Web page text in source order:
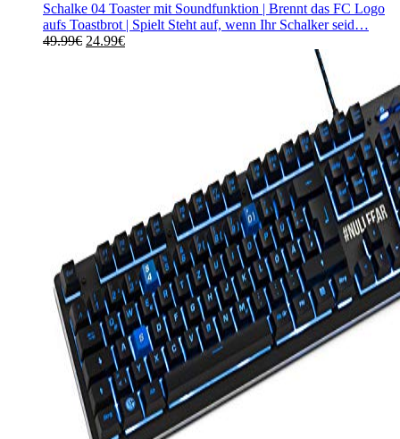
Schalke 04 Toaster mit Soundfunktion | Brennt das FC Logo
aufs Toastbrot | Spielt Steht auf, wenn Ihr Schalker seid…
49.99€ Ursprünglicher
24.99€Aktueller